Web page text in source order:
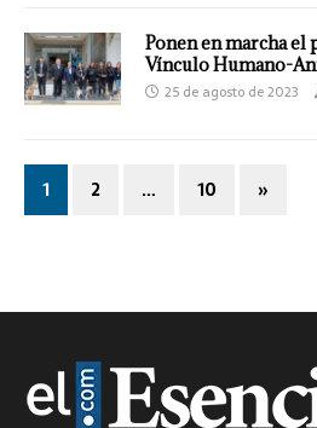
Ponen en marcha
Vínculo Humano-
25 de agosto de 2023
1 2 … 10 »